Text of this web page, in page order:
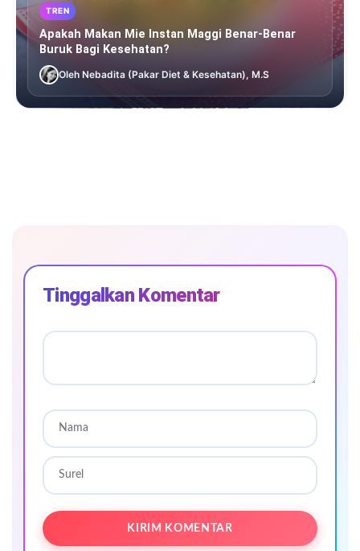
TREN
Apakah Makan Mie Instan Maggi Benar-Benar
Buruk Bagi Kesehatan?
Oleh Nebadita (Pakar Diet & Kesehatan), M.S
Tinggalkan Komentar